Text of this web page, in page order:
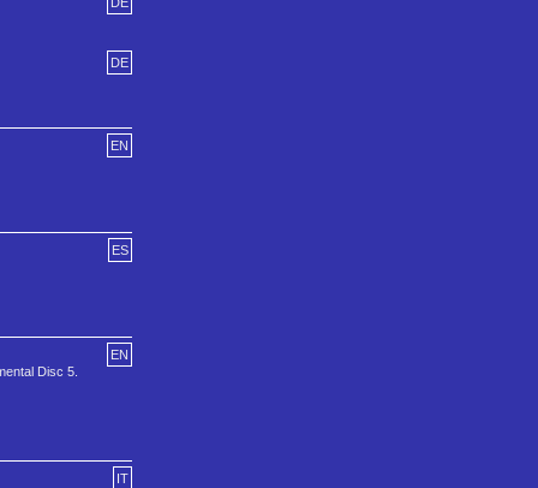
DE
EN
ES
EN
Disc 5.
IT